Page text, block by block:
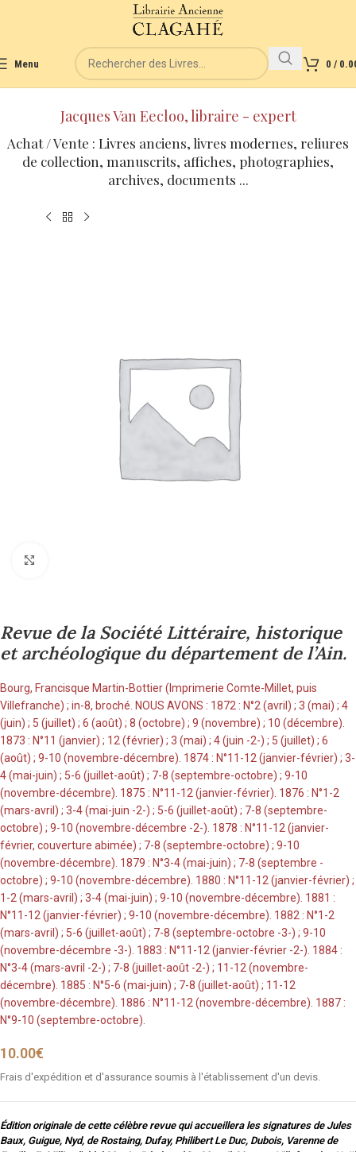
Menu 0 /
Jacques Van Eecloo, libraire - expert
Achat / Vente : Livres anciens, livres modernes, reliures
de collection, manuscrits, affiches, photographies,
archives, documents ...
Revue de la Société Littéraire, historique
et archéologique du département de l’Ain.
Bourg, Francisque Martin-Bottier (Imprimerie Comte-Millet, puis
Villefranche) ; in-8, broché. NOUS AVONS : 1872 : N°2 (avril) ; 3 (mai) ; 4
(juin) ; 5 (juillet) ; 6 (août) ; 8 (octobre) ; 9 (novembre) ; 10 (décembre).
1873 : N°11 (janvier) ; 12 (février) ; 3 (mai) ; 4 (juin -2-) ; 5 (juillet) ; 6
(août) ; 9-10 (novembre-décembre). 1874 : N°11-12 (janvier-février) ; 3-
4 (mai-juin) ; 5-6 (juillet-août) ; 7-8 (septembre-octobre) ; 9-10
(novembre-décembre). 1875 : N°11-12 (janvier-février). 1876 : N°1-2
(mars-avril) ; 3-4 (mai-juin -2-) ; 5-6 (juillet-août) ; 7-8 (septembre-
octobre) ; 9-10 (novembre-décembre -2-). 1878 : N°11-12 (janvier-
février, couverture abimée) ; 7-8 (septembre-octobre) ; 9-10
(novembre-décembre). 1879 : N°3-4 (mai-juin) ; 7-8 (septembre -
octobre) ; 9-10 (novembre-décembre). 1880 : N°11-12 (janvier-février) ;
1-2 (mars-avril) ; 3-4 (mai-juin) ; 9-10 (novembre-décembre). 1881 :
N°11-12 (janvier-février) ; 9-10 (novembre-décembre). 1882 : N°1-2
(mars-avril) ; 5-6 (juillet-août) ; 7-8 (septembre-octobre -3-) ; 9-10
(novembre-décembre -3-). 1883 : N°11-12 (janvier-février -2-). 1884 :
N°3-4 (mars-avril -2-) ; 7-8 (juillet-août -2-) ; 11-12 (novembre-
décembre). 1885 : N°5-6 (mai-juin) ; 7-8 (juillet-août) ; 11-12
(novembre-décembre). 1886 : N°11-12 (novembre-décembre). 1887 :
N°9-10 (septembre-octobre).
10.00€
Frais d'expédition et d'assurance soumis à l'établissement d'un devis.
Édition originale de cette célèbre revue qui accueillera les signatures de Jules
Baux, Guigue, Nyd, de Rostaing, Dufay, Philibert Le Duc, Dubois, Varenne de